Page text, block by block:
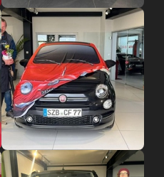
Show larger version
Show larger version